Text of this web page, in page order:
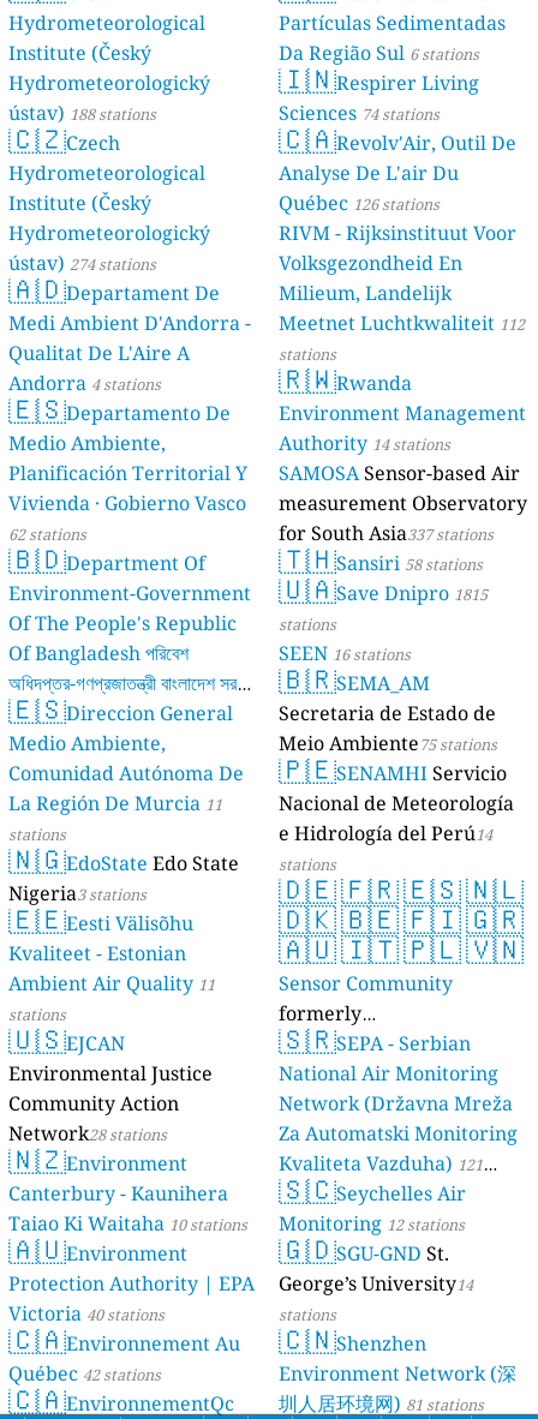
Hydrometeorological
Institute (Český
Hydrometeorologický
ústav) 188 stations
🇨🇿Czech
Hydrometeorological
Institute (Český
Hydrometeorologický
ústav) 274 stations
🇦🇩Departament De
Medi Ambient D'Andorra -
Qualitat De L'Aire A
Andorra 4 stations
🇪🇸Departamento De
Medio Ambiente,
Planificación Territorial Y
Vivienda · Gobierno Vasco
62 stations
🇧🇩Department Of
Environment-Government
Of The People's Republic
Of Bangladesh পরিবেশ
অধিদপ্তর-গণপ্রজাতন্ত্রী বাংলাদেশ সরকার
17 stations
🇪🇸Direccion General
Medio Ambiente,
Comunidad Autónoma De
La Región De Murcia 11
stations
🇳🇬EdoState Edo State
Nigeria3 stations
🇪🇪Eesti Välisõhu
Kvaliteet - Estonian
Ambient Air Quality 11
stations
🇺🇸EJCAN
Environmental Justice
Community Action
Network28 stations
🇳🇿Environment
Canterbury - Kaunihera
Taiao Ki Waitaha 10 stations
🇦🇺Environment
Protection Authority | EPA
Victoria 40 stations
🇨🇦Environnement Au
Québec 42 stations
🇨🇦EnvironnementQc
Partículas Sedimentadas
Da Região Sul 6 stations
🇮🇳Respirer Living
Sciences 74 stations
🇨🇦Revolv'Air, Outil De
Analyse De L'air Du
Québec 126 stations
RIVM - Rijksinstituut Voor
Volksgezondheid En
Milieum, Landelijk
Meetnet Luchtkwaliteit 112
stations
🇷🇼Rwanda
Environment Management
Authority 14 stations
SAMOSASensor-based Air
measurement Observatory
for South Asia337 stations
🇹🇭Sansiri 58 stations
🇺🇦Save Dnipro 1815
stations
SEEN 16 stations
🇧🇷SEMA_AM
Secretaria de Estado de
Meio Ambiente75 stations
🇵🇪SENAMHIServicio
Nacional de Meteorología
e Hidrología del Perú14
stations
🇩🇪🇫🇷🇪🇸🇳🇱
🇩🇰🇧🇪🇫🇮🇬🇷
🇦🇺🇮🇹🇵🇱🇻🇳
Sensor Community
formerly
luftdaten.info35819 stations
🇸🇷SEPA - Serbian
National Air Monitoring
Network (Državna Mreža
Za Automatski Monitoring
Kvaliteta Vazduha) 121
stations
🇸🇨Seychelles Air
Monitoring 12 stations
🇬🇩SGU-GND St.
George’s University14
stations
🇨🇳Shenzhen
Environment Network (深
圳人居环境网) 81 stations